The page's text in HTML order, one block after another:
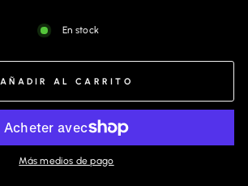
En stock
AÑADIR AL CARRITO
Más medios de pago